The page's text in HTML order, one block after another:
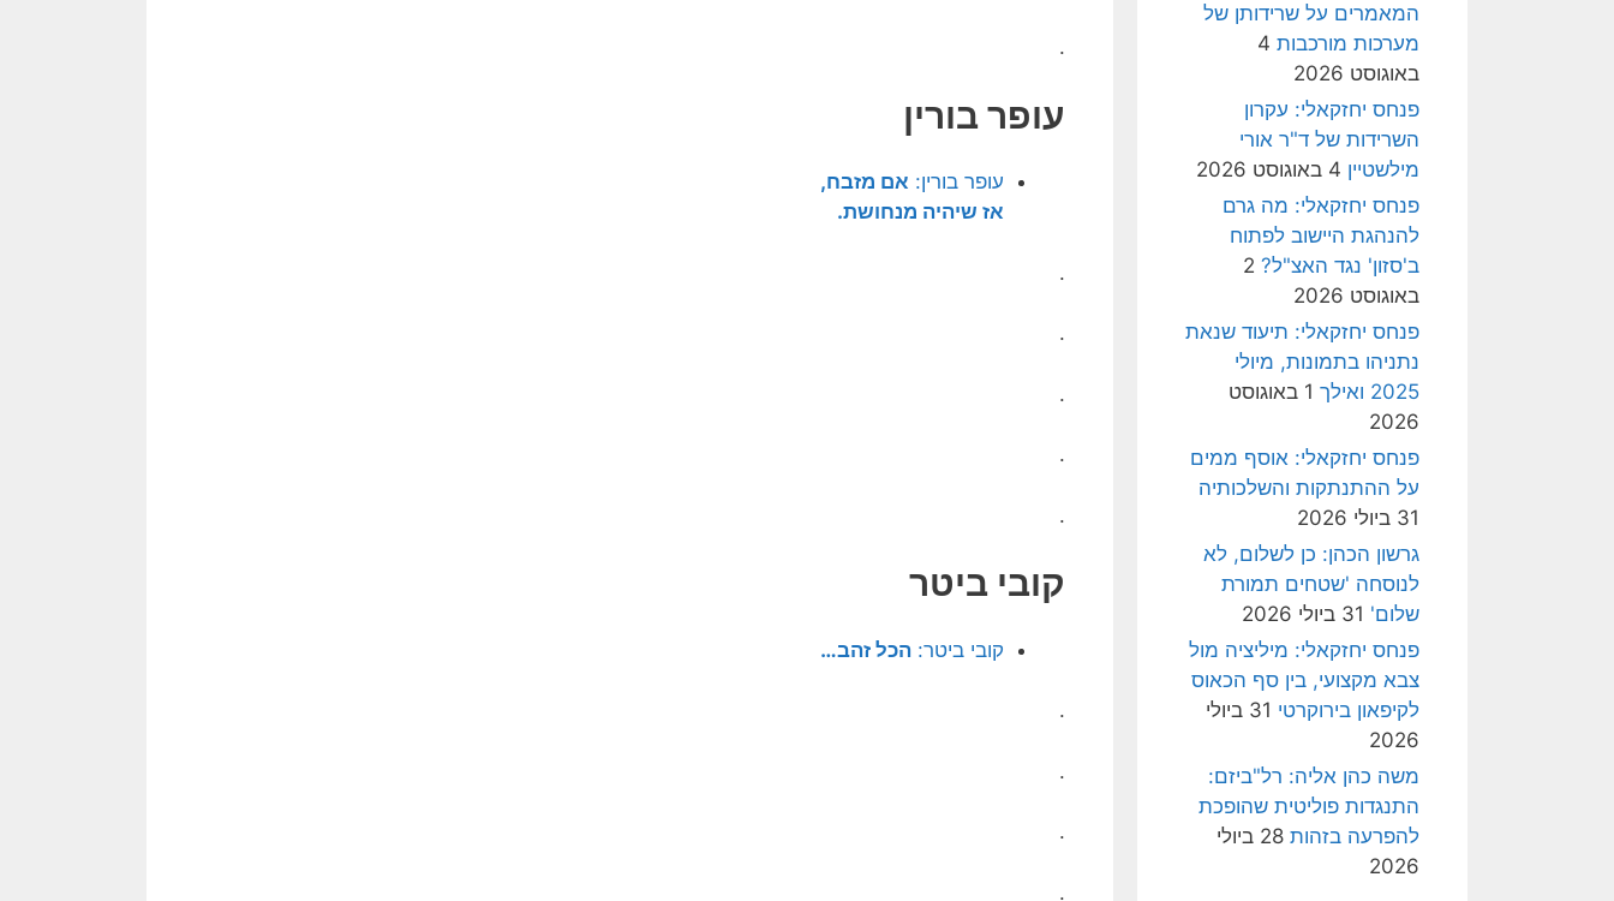
.
עופר בורין
עופר בורין: אם מזבח,
אז שיהיה מנחושת.
.
.
.
.
.
קובי ביטר
קובי ביטר: הכל זהב…
.
.
.
.
המאמרים על שרידותן של
מערכות מורכבות 4
באוגוסט 2026
פנחס יחזקאלי: עקרון
השרידות של ד"ר אורי
מילשטיין 4 באוגוסט 2026
פנחס יחזקאלי: מה גרם
להנהגת היישוב לפתוח
ב'סזון' נגד האצ"ל? 2
באוגוסט 2026
פנחס יחזקאלי: תיעוד שנאת
נתניהו בתמונות, מיולי
2025 ואילך
1 באוגוסט
2026
פנחס יחזקאלי: אוסף ממים
על ההתנתקות והשלכותיה
31 ביולי 2026
גרשון הכהן: כן לשלום, לא
לנוסחה 'שטחים תמורת
שלום' 31 ביולי 2026
פנחס יחזקאלי: מיליציה מול
צבא מקצועי, בין סף הכאוס
לקיפאון בירוקרטי
31 ביולי
2026
משה כהן אליה: רל"ביזם:
התנגדות פוליטית שהופכת
להפרעה בזהות
28 ביולי
2026